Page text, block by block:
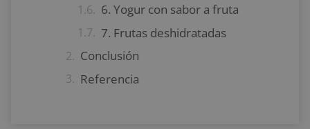
6. Yogur con sabor a fruta
7. Frutas deshidratadas
Conclusión
Referencia